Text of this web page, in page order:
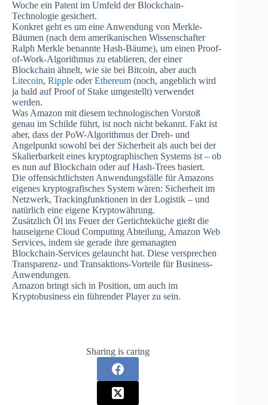
Woche ein Patent im Umfeld der Blockchain-
Technologie gesichert.
Konkret geht es um eine Anwendung von Merkle-
Bäumen (nach dem amerikanischen Wissenschafter
Ralph Merkle benannte Hash-Bäume), um einen Proof-
of-Work-Algorithmus zu etablieren, der einer
Blockchain ähnelt, wie sie bei Bitcoin, aber auch
Litecoin, Ripple oderEthereum (noch, angeblich wird
ja bald auf Proof of Stake umgestellt) verwendet
werden.
Was Amazon mit diesem technologischen Vorstoß
genau im Schilde führt, ist noch nicht bekannt. Fakt ist
aber, dass der PoW-Algorithmus der Dreh- und
Angelpunkt sowohl bei der Sicherheit als auch bei der
Skalierbarkeit eines kryptographischen Systems ist – ob
es nun auf Blockchain oder auf Hash-Trees basiert.
Die offensichtlichsten Anwendungsfälle für Amazons
eigenes kryptografisches System wären: Sicherheit im
Netzwerk, Trackingfunktionen in der Logistik – und
natürlich eine eigene Kryptowährung.
Zusätzlich Öl ins Feuer der Gerüchteküche gießt die
hauseigene Cloud Computing Abteilung, Amazon Web
Services, indem sie gerade ihre gemanagten
Blockchain-Services gelauncht hat. Diese versprechen
Transparenz- und Transaktions-Vorteile für Business-
Anwendungen.
Amazon bringt sich in Position, um auch im
Kryptobusiness ein führender Player zu sein.
Sharing is caring